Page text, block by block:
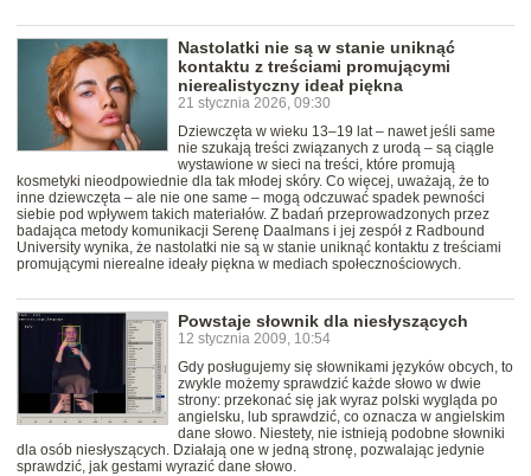
Nastolatki nie są w stanie uniknąć
kontaktu z treściami promującymi
nierealistyczny ideał piękna
21 stycznia 2026, 09:30
Dziewczęta w wieku 13–19 lat – nawet jeśli same
nie szukają treści związanych z urodą – są ciągle
wystawione w sieci na treści, które promują
kosmetyki nieodpowiednie dla tak młodej skóry. Co więcej, uważają, że to
inne dziewczęta – ale nie one same – mogą odczuwać spadek pewności
siebie pod wpływem takich materiałów. Z badań przeprowadzonych przez
badająca metody komunikacji Serenę Daalmans i jej zespół z Radbound
University wynika, że nastolatki nie są w stanie uniknąć kontaktu z treściami
promującymi nierealne ideały piękna w mediach społecznościowych.
Powstaje słownik dla niesłyszących
12 stycznia 2009, 10:54
Gdy posługujemy się słownikami języków obcych, to
zwykle możemy sprawdzić każde słowo w dwie
strony: przekonać się jak wyraz polski wygląda po
angielsku, lub sprawdzić, co oznacza w angielskim
dane słowo. Niestety, nie istnieją podobne słowniki
dla osób niesłyszących. Działają one w jedną stronę, pozwalając jedynie
sprawdzić, jak gestami wyrazić dane słowo.